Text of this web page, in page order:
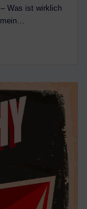
Was ist wirklich